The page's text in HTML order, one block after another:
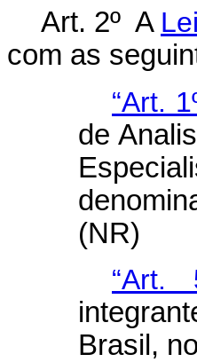
Art. 2º A
com as
“Art.
de
(NR)
“Art.
Brasil,